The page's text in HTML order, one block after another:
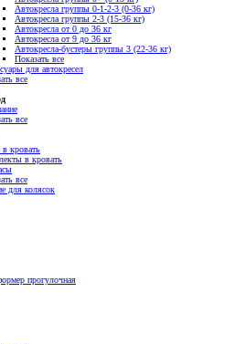
Автокресла группы 0-1-2-3 (0-36 кг)
Автокресла группы 2-3 (15-36 кг)
Автокресла от 0 до 36 кг
Автокресла от 9 до 36 кг
Автокресла-бустеры группы 3 (22-36 кг)
Показать все
для автокресел
все
все
в кровать
в кровать
все
для колясок
прогулочная